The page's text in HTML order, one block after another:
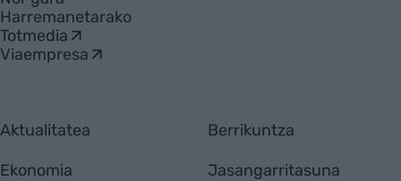
Harremanetarako
Totmedia
Viaempresa
Aktualitatea
Ekonomia
Berrikuntza
Jasangarritasuna